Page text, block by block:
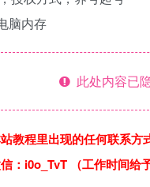
脑内存
此处内容已
教程里出现的任何联系
：i0o_TvT （工作时间给